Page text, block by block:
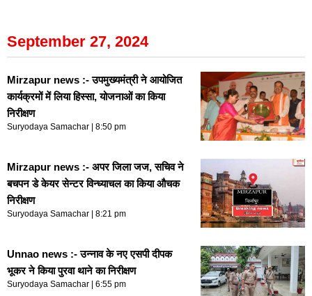
September 27, 2024
Mirzapur news :- उपमुख्यमंत्री ने आयोजित
कार्यक्रमों में लिया हिस्सा, योजनाओं का किया
निरीक्षण
Suryodaya Samachar 8:50 pm
Mirzapur news :- अपर जिला जज, सचिव ने
बचपन डे केयर सेन्टर विन्ध्याचल का किया औचक
निरीक्षण
Suryodaya Samachar 8:21 pm
Unnao news :- उन्नाव के नए एसपी दीपक
भूकर ने किया पुरवा थाने का निरीक्षण
Suryodaya Samachar 6:55 pm